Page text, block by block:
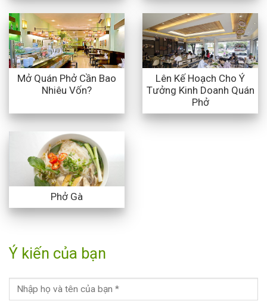
Mở Quán Phở Cần Bao
Nhiêu Vốn?
Lên Kế Hoạch Cho Ý
Tưởng Kinh Doanh Quán
Phở
Phở Gà
Ý kiến của bạn